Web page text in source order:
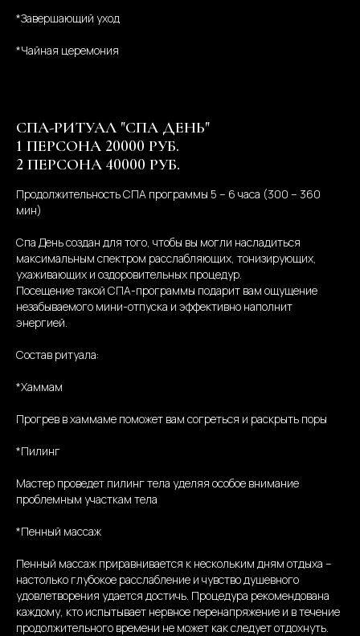
*Завершающий уход
*Чайная церемония
СПА-РИТУАЛ "СПА ДЕНЬ"
1 ПЕРСОНА 20000 РУБ.
2 ПЕРСОНА 40000 РУБ.
Продолжительность СПА программы 5 – 6 часа (300 – 360
мин)
Спа День создан для того, чтобы вы могли насладиться
максимальным спектром расслабляющих, тонизирующих,
ухаживающих и оздоровительных процедур.
Посещение такой СПА-программы подарит вам ощущение
незабываемого мини-отпуска и эффективно наполнит
энергией.
Состав ритуала:
*Хаммам
Прогрев в хаммаме поможет вам согреться и раскрыть поры
*Пилинг
Мастер проведет пилинг тела уделяя особое внимание
проблемным участкам тела
*Пенный массаж
Пенный массаж приравнивается к нескольким дням отдыха –
настолько глубокое расслабление и чувство душевного
удовлетворения удается достичь. Процедура рекомендована
каждому, кто испытывает нервное перенапряжение и в течение
продолжительного времени не может как следует отдохнуть.